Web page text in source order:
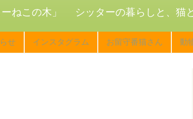
ねこの木」 シッターの暮らしと、猫と
せ インスタグラム お留守番猫さん 動